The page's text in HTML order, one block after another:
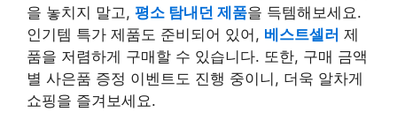
을 놓치지 말고, 평소 탐내던 제품을 득템해보세요.
인기템 특가 제품도 준비되어 있어, 베스트셀러 제
품을 저렴하게 구매할 수 있습니다. 또한, 구매 금액
별 사은품 증정 이벤트도 진행 중이니, 더욱 알차게
쇼핑을 즐겨보세요.